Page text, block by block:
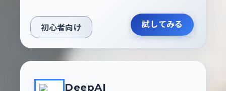
初心者向け 試してみる
DeepAI